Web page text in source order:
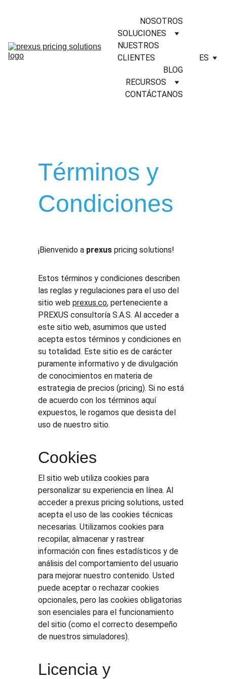
NOSOTROS
SOLUCIONES
NUESTROS
CLIENTES
BLOG
RECURSOS
CONTÁCTANOS
ES
Términos y
Condiciones
¡Bienvenido a prexus pricing solutions!
Estos términos y condiciones describen
las reglas y regulaciones para el uso del
sitio web prexus.co, perteneciente a
PREXUS consultoría S.A.S. Al acceder a
este sitio web, asumimos que usted
acepta estos términos y condiciones en
su totalidad. Este sitio es de carácter
puramente informativo y de divulgación
de conocimientos en materia de
estrategia de precios (pricing). Si no está
de acuerdo con los términos aquí
expuestos, le rogamos que desista del
uso de nuestro sitio.
Cookies
El sitio web utiliza cookies para
personalizar su experiencia en línea. Al
acceder a prexus pricing solutions, usted
acepta el uso de las cookies técnicas
necesarias. Utilizamos cookies para
recopilar, almacenar y rastrear
información con fines estadísticos y de
análisis del comportamiento del usuario
para mejorar nuestro contenido. Usted
puede aceptar o rechazar cookies
opcionales, pero las cookies obligatorias
son esenciales para el funcionamiento
del sitio (como el correcto desempeño
de nuestros simuladores).
Licencia y